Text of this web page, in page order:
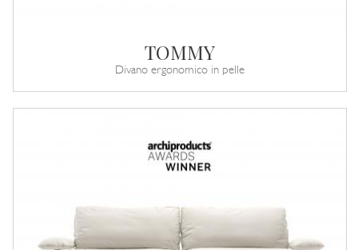
TOMMY
Divano ergonomico in pelle